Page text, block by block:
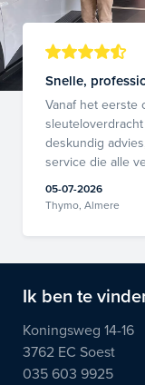
Snelle,
Vanaf het eerste
deskundig
service die alle
05-07-2026
Thymo, Almere
Ik ben te
Koningsweg 14-16
3762 EC Soest
035 603 9925